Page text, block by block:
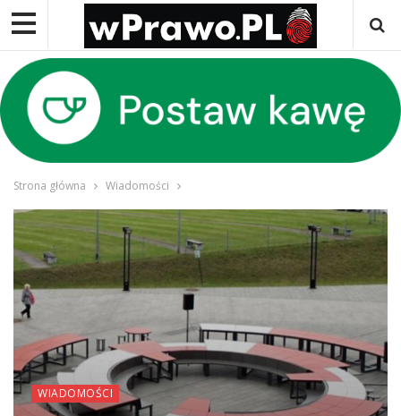
Strona główna Wiadomości
WIADOMOŚCI